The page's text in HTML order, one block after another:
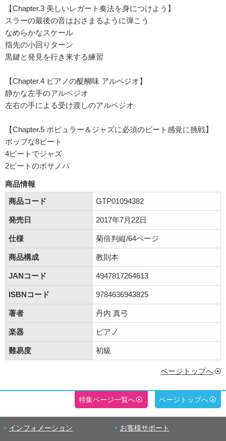
【Chapter.3 美しいレガート奏法を身につけよう】
スラーの最後の音はおさまるように弾こう
なめらかなスケール
指先の小回りターン
黒鍵と発見を行き来する練習
【Chapter.4 ピアノの醍醐味 アルペジオ】
静かな左手のアルペジオ
左右の手による受け渡しのアルペジオ
【Chapter.5 ポピュラー＆ジャズに必須のビート感覚に挑戦】
ポップな8ビート
4ビートでジャズ
2ビートのボサノバ
商品情報
商品コード
GTP01094382
発売日 2017年7月22日
仕様 菊倍判縦/64ページ
商品構成 教則本
JANコード 4947817264613
ISBNコード 9784636943825
著者 丹内 真弓
楽器 ピアノ
難易度 初級
ページトップへ
特集ページ一覧へ ページトップへ
インフォメーション お客様サポート